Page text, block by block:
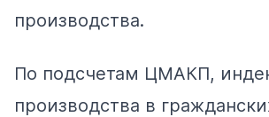
производства.
По подсчетам ЦМАКП,
производства в